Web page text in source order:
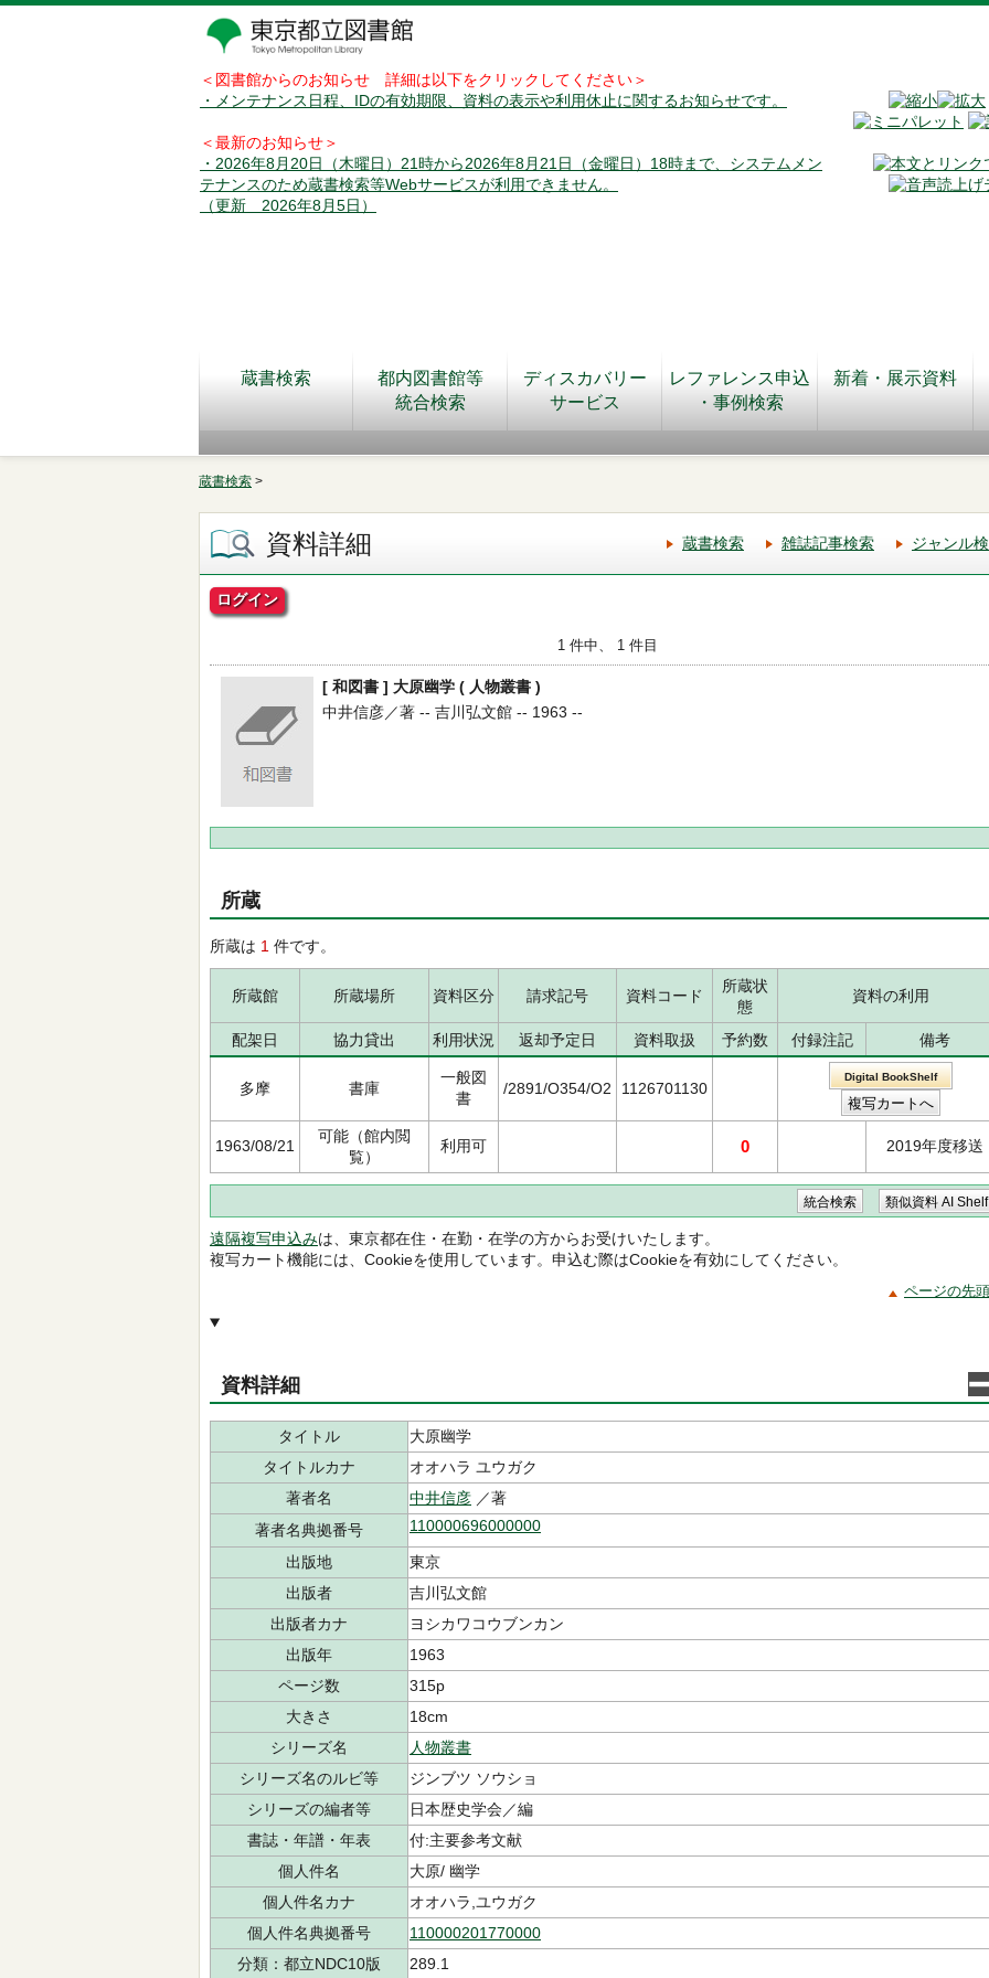
＜図書館からのお知らせ 詳細は以下をクリックしてください＞
・メンテナンス日程、IDの有効期限、資料の表示や利用休止に関するお知らせです。
＜最新のお知らせ＞
・2026年8月20日（木曜日）21時から2026年8月21日（金曜日）18時まで、システムメン
テナンスのため蔵書検索等Webサービスが利用できません。
（更新 2026年8月5日）
蔵書検索
都内図書館等
統合検索
ディスカバリー
サービス
レファレンス申込
・事例検索
新着・展示資料
蔵書検索 >
資料詳細 蔵書検索 雑誌記事検索 ジャンル
ログイン
1 件中、 1 件目
[ 和図書 ] 大原幽学 ( 人物叢書 )
中井信彦／著 -- 吉川弘文館 -- 1963 --
所蔵
所蔵は 1 件です。
所蔵館 所蔵場所 資料区分 請求記号 資料コード
所蔵状
態
資料の利用
配架日 協力貸出 利用状況 返却予定日 資料取扱 予約数 付録注記 備考
多摩 書庫
一般図
書
/2891/O354/O2 1126701130
Digital BookShelf
1963/08/21
可能（館内閲
覧）
利用可 0 2019年度移送
遠隔複写申込みは、東京都在住・在勤・在学の方からお受けいたします。
複写カート機能には、Cookieを使用しています。申込む際はCookieを有効にしてください。
ページの先
資料詳細
タイトル
大原幽学
タイトルカナ
オオハラ ユウガク
著者名
中井信彦 ／著
著者名典拠番号
110000696000000
出版地
東京
出版者
吉川弘文館
出版者カナ
ヨシカワコウブンカン
出版年
1963
ページ数
315p
大きさ
18cm
シリーズ名
人物叢書
シリーズ名のルビ等
ジンブツ ソウショ
シリーズの編者等
日本歴史学会／編
書誌・年譜・年表
付:主要参考文献
個人件名
大原/ 幽学
個人件名カナ
オオハラ,ユウガク
個人件名典拠番号
110000201770000
分類：都立NDC10版
289.1